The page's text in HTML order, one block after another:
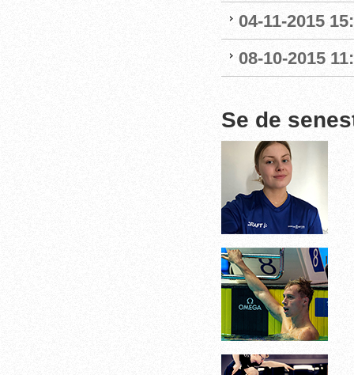
04-11-2015
08-10-2015
Se de